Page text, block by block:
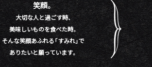
笑顔。
大切な人と過ごす時、
美味しいものを食べた時。
そんな笑顔あふれる「すみれ」で
ありたいと願っています。